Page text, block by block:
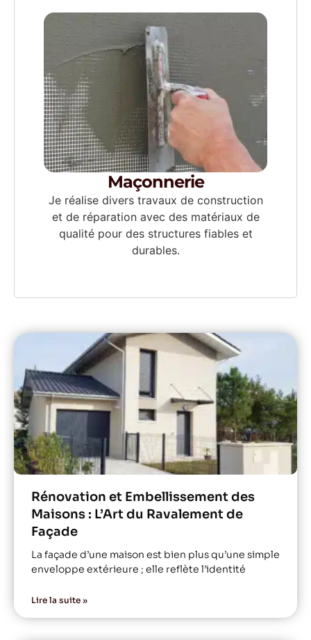
Maçonnerie
Je réalise divers travaux de construction
et de réparation avec des matériaux de
qualité pour des structures fiables et
durables.
Rénovation et Embellissement des
Maisons : L’Art du Ravalement de
Façade
La façade d’une maison est bien plus qu’une simple
enveloppe extérieure ; elle reflète l’identité
Lire la suite »